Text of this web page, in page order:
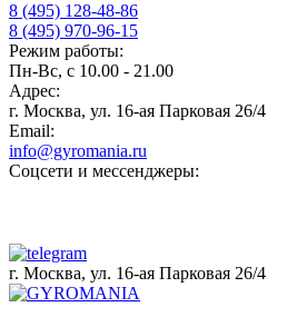
8 (495) 128-48-86
8 (495) 970-96-15
Режим работы:
Пн-Вс, с 10.00 - 21.00
Адрес:
г. Москва, ул. 16-ая Парковая 26/4
Email:
info@gyromania.ru
Соцсети и мессенджеры:
г. Москва, ул. 16-ая Парковая 26/4